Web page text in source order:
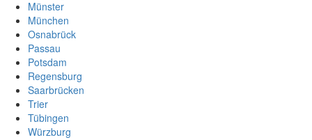
Münster
München
Osnabrück
Passau
Potsdam
Regensburg
Saarbrücken
Trier
Tübingen
Würzburg